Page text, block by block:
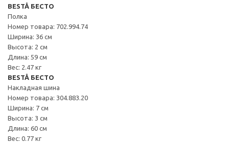
BESTÅ БЕСТО
Полка
Номер товара: 702.994.74
Ширина: 36 см
Высота: 2 см
Длина: 59 см
Вес: 2.47 кг
BESTÅ БЕСТО
Накладная шина
Номер товара: 304.883.20
Ширина: 7 см
Высота: 3 см
Длина: 60 см
Вес: 0.77 кг